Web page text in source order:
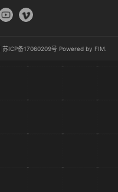
苏ICP备17060209号 Powered by FIM